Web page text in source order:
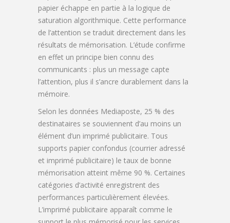
papier échappe en partie à la logique de
saturation algorithmique. Cette performance
de l’attention se traduit directement dans les
résultats de mémorisation. L’étude confirme
en effet un principe bien connu des
communicants : plus un message capte
l’attention, plus il s’ancre durablement dans la
mémoire.
Selon les données Mediaposte, 25 % des
destinataires se souviennent d’au moins un
élément d’un imprimé publicitaire. Tous
supports papier confondus (courrier adressé
et imprimé publicitaire) le taux de bonne
mémorisation atteint même 90 %. Certaines
catégories d’activité enregistrent des
performances particulièrement élevées.
L’imprimé publicitaire apparaît comme le